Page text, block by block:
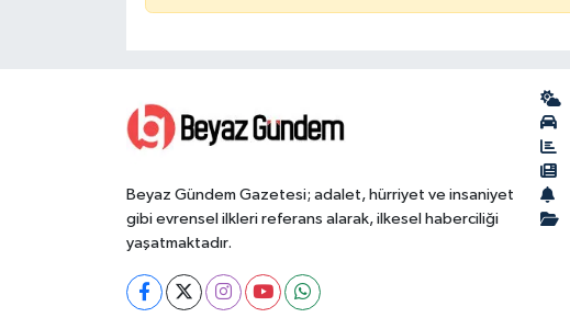
Beyaz Gündem Gazetesi; adalet, hürriyet ve insaniyet
gibi evrensel ilkleri referans alarak, ilkesel haberciliği
yaşatmaktadır.